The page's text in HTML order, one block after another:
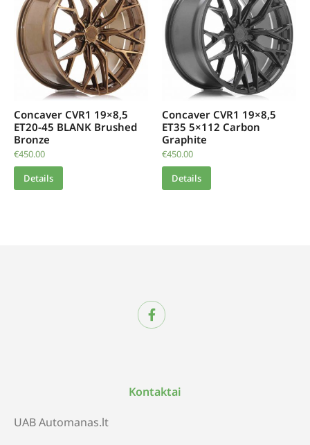
Concaver CVR1 19×8,5
ET20-45 BLANK Brushed
Bronze
€450.00
Details
Concaver CVR1 19×8,5
ET35 5×112 Carbon
Graphite
€450.00
Details
Kontaktai
UAB Automanas.lt